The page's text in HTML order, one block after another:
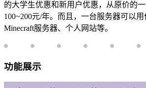
的大学生优惠和新用户优惠，从原价的
100~200元/年。而且，一台服务器可以
Minecraft服务器、个人网站等。
功能展示